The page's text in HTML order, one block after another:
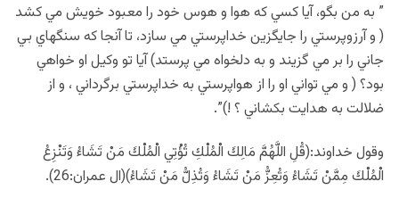
” به من بگو، آيا کسي که هوا و هوس خود را معبود خويش مي کشد
( و آرزوپرستي را جايگزين خداپرستي مي سازد، تا آنجا که سنگهاي بي
جاني را بر مي گزيند و به دلخواه مي پرستد) آيا تو وکيل او خواهي
بود؟ ( و مي تواني او را از هواپرستي به خداپرستي برگرداني ، و از
ضلالت به هدايت بکشاني ؟ !)”.
وقول خداوند:(قُلِ اللَّهُمَّ مَالِكَ الْمُلْكِ تُؤْتِي الْمُلْكَ مَنْ تَشَاءُ وَتَنْزِعُ
الْمُلْكَ مِمَّنْ تَشَاءُ وَتُعِزُّ مَنْ تَشَاءُ وَتُذِلُّ مَنْ تَشَاءُ)(ال عمران:26).